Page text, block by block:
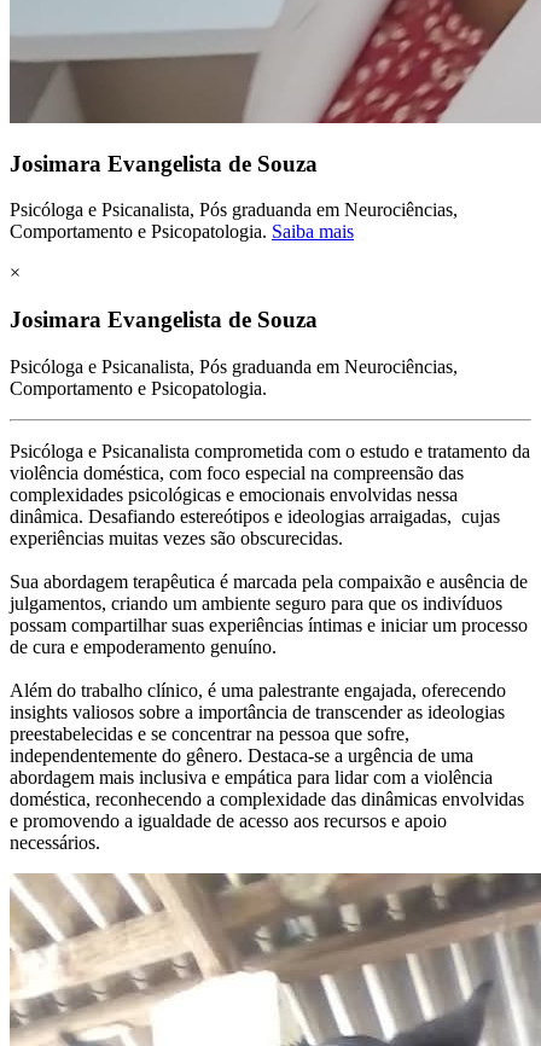
Josimara Evangelista de Souza
Psicóloga e Psicanalista, Pós graduanda em Neurociências,
Comportamento e Psicopatologia. Saiba mais
×
Josimara Evangelista de Souza
Psicóloga e Psicanalista, Pós graduanda em Neurociências,
Comportamento e Psicopatologia.
Psicóloga e Psicanalista comprometida com o estudo e tratamento da
violência doméstica, com foco especial na compreensão das
complexidades psicológicas e emocionais envolvidas nessa
dinâmica. Desafiando estereótipos e ideologias arraigadas, cujas
experiências muitas vezes são obscurecidas.
Sua abordagem terapêutica é marcada pela compaixão e ausência de
julgamentos, criando um ambiente seguro para que os indivíduos
possam compartilhar suas experiências íntimas e iniciar um processo
de cura e empoderamento genuíno.
Além do trabalho clínico, é uma palestrante engajada, oferecendo
insights valiosos sobre a importância de transcender as ideologias
preestabelecidas e se concentrar na pessoa que sofre,
independentemente do gênero. Destaca-se a urgência de uma
abordagem mais inclusiva e empática para lidar com a violência
doméstica, reconhecendo a complexidade das dinâmicas envolvidas
e promovendo a igualdade de acesso aos recursos e apoio
necessários.